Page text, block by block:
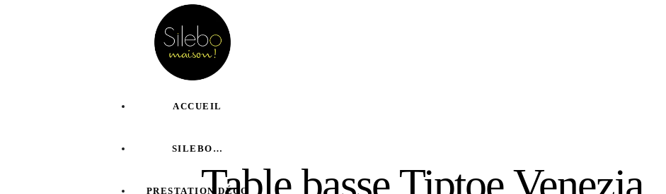
ACCUEIL
SILEBO…
PRESTATION DÉCOTable basse Tiptoe Venezia